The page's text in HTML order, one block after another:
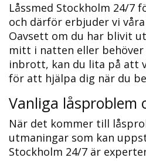
Låssmed Stockholm 24/7
och därför erbjuder vi
Oavsett om du har blivit
mitt i natten eller behöver
inbrott, kan du lita på att
för att hjälpa dig när du
Vanliga låsproblem
När det kommer till
utmaningar som kan
Stockholm 24/7 är